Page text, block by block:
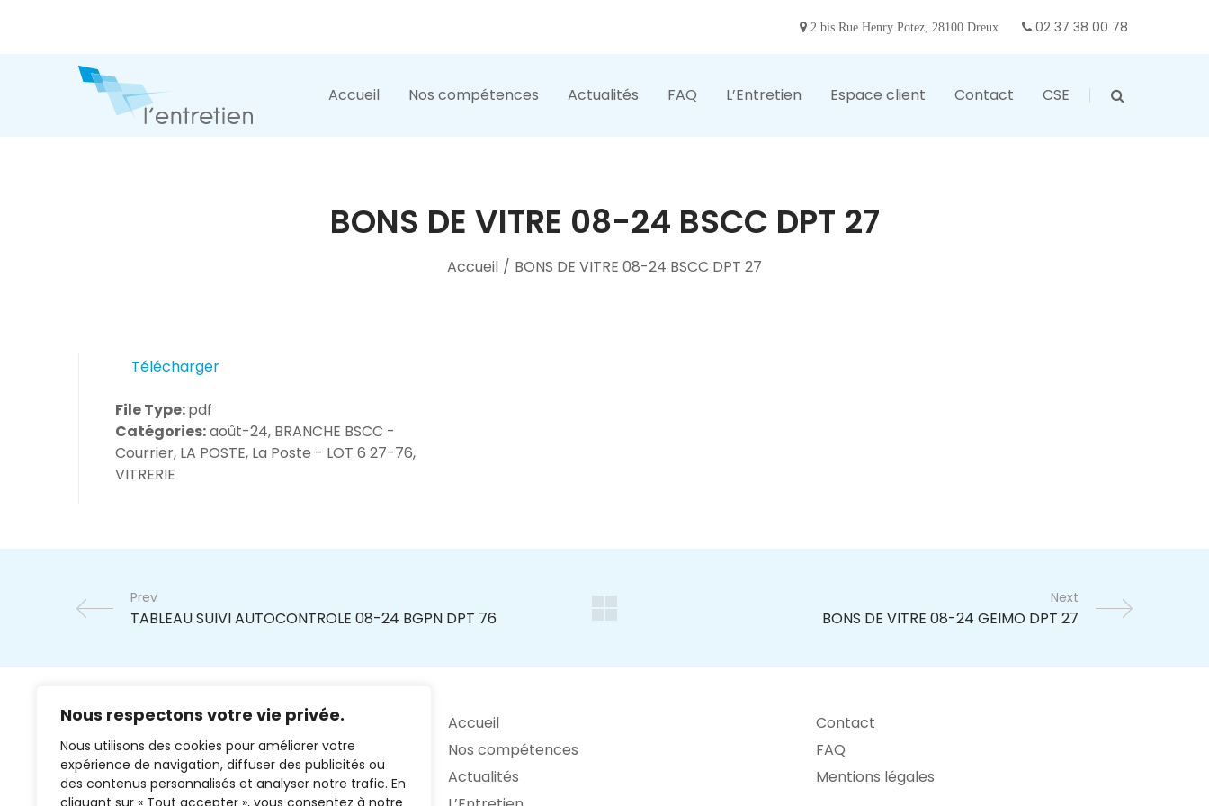
Nous respectons votre vie privée.
Nous utilisons des cookies pour améliorer votre
expérience de navigation, diffuser des publicités ou
des contenus personnalisés et analyser notre trafic. En
cliquant sur « Tout accepter », vous consentez à notre
2 bis Rue Henry Potez, 28100 Dreux 02 37 38 00 78
Accueil Nos compétences Actualités FAQ L’Entretien Espace client Contact CSE
BONS DE VITRE 08-24 BSCC DPT 27
Accueil / BONS DE VITRE 08-24 BSCC DPT 27
Télécharger
File Type:pdf
Catégories:août-24, BRANCHE BSCC -
Courrier, LA POSTE, La Poste - LOT 6 27-76,
VITRERIE
Prev Next
Accueil
Nos compétences
Actualités
Contact
FAQ
Mentions légales